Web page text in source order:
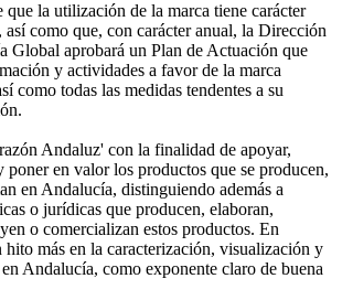
que la utilización de la marca tiene carácter
como que, con carácter anual, la Dirección
Global aprobará un Plan de Actuación que
y actividades a favor de la marca
como todas las medidas tendentes a su
Andaluz' con la finalidad de apoyar,
en valor los productos que se producen,
en Andalucía, distinguiendo además a
o jurídicas que producen, elaboran,
o comercializan estos productos. En
más en la caracterización, visualización y
Andalucía, como exponente claro de buena